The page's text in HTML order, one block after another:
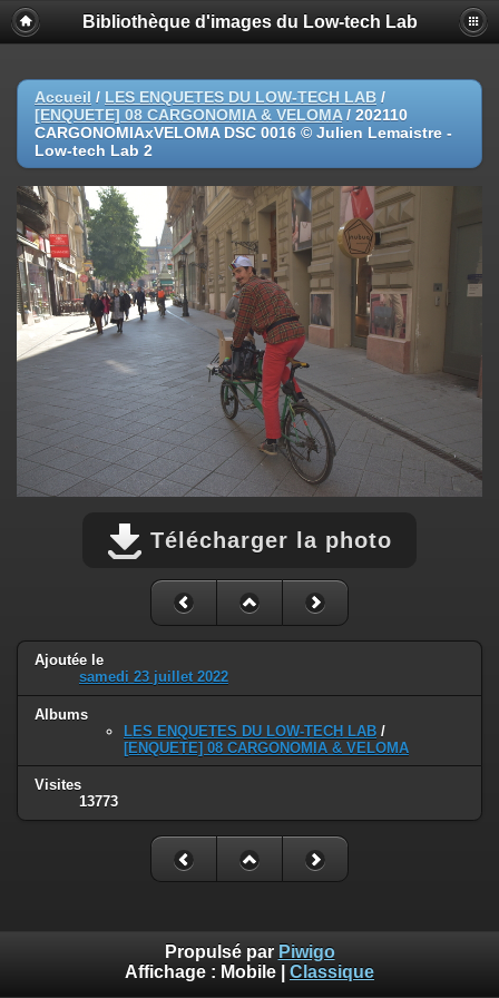
Bibliothèque d'images du Low-tech Lab
Accueil / LES ENQUETES DU LOW-TECH LAB /
[ENQUETE] 08 CARGONOMIA & VELOMA/ 202110
CARGONOMIAxVELOMA DSC 0016 © Julien Lemaistre -
Low-tech Lab 2
Télécharger la photo
Ajoutée le
samedi 23 juillet 2022
Albums
LES ENQUETES DU LOW-TECH LAB /
[ENQUETE] 08 CARGONOMIA & VELOMA
Visites
13773
Propulsé par Piwigo
Affichage : Mobile Classique